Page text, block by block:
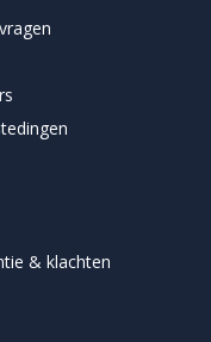
& klachten